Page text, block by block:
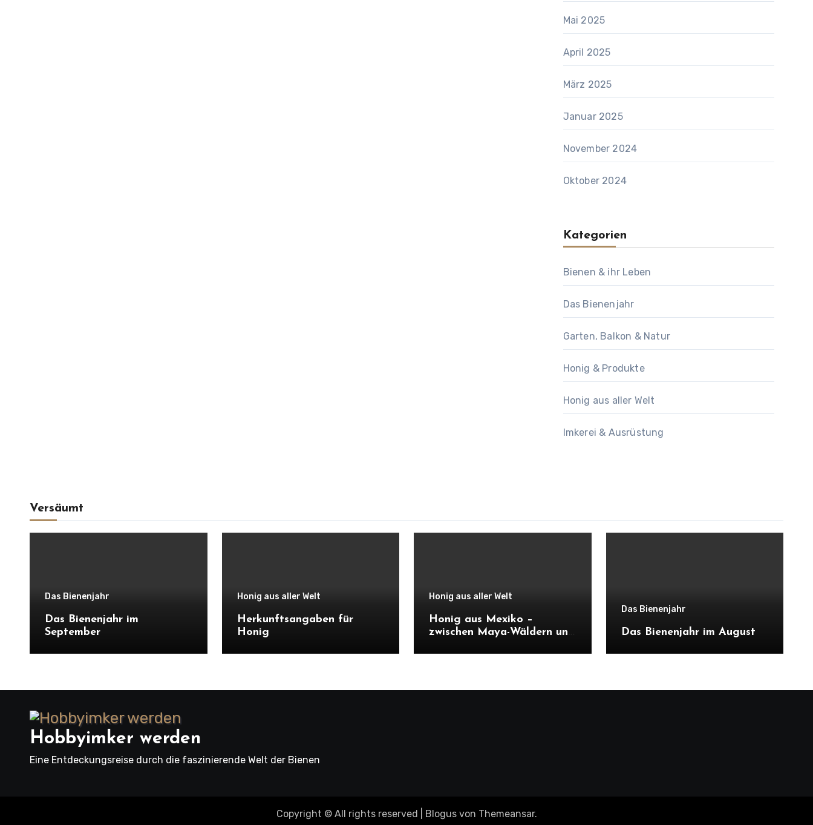
Mai 2025
April 2025
März 2025
Januar 2025
November 2024
Oktober 2024
Kategorien
Bienen & ihr Leben
Das Bienenjahr
Garten, Balkon & Natur
Honig & Produkte
Honig aus aller Welt
Imkerei & Ausrüstung
Versäumt
Das Bienenjahr
Das Bienenjahr im
September
Honig aus aller Welt
Herkunftsangaben für
Honig
Honig aus aller Welt
Honig aus Mexiko –
zwischen Maya-Wäldern und
Das Bienenjahr
Das Bienenjahr im August
Hobbyimker werden
Eine Entdeckungsreise durch die faszinierende Welt der Bienen
Copyright © All rights reserved Blogusvon Themeansar.